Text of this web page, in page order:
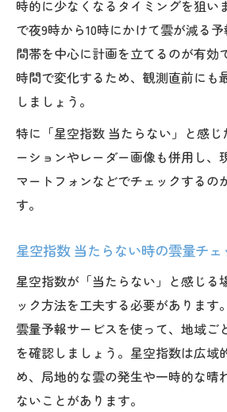
時的に少なくなるタイミングを狙い
で夜9時から10時にかけて雲が減る
間帯を中心に計画を立てるのが有効
時間で変化するため、観測直前にも
しましょう。
特に「星空指数 当たらない」と感じ
ーションやレーダー画像も併用し、
マートフォンなどでチェックするの
す。
星空指数 当たらない時の雲量チェ
星空指数が「当たらない」と感じる
ック方法を工夫する必要があります
雲量予報サービスを使って、地域ご
を確認しましょう。星空指数は広域
め、局地的な雲の発生や一時的な晴
ないことがあります。